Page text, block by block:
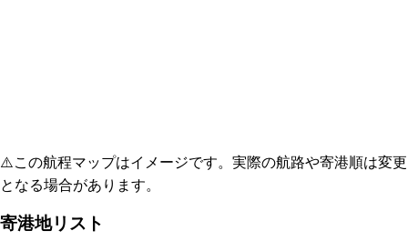
⚠️この航程マップはイメージです。実際の航路や寄港順は変更
となる場合があります。
寄港地リスト